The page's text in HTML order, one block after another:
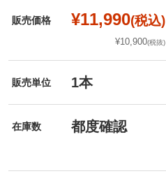
販売価格 ¥11,990(税込)
¥10,900(税抜)
販売単位 1本
在庫数 都度確認